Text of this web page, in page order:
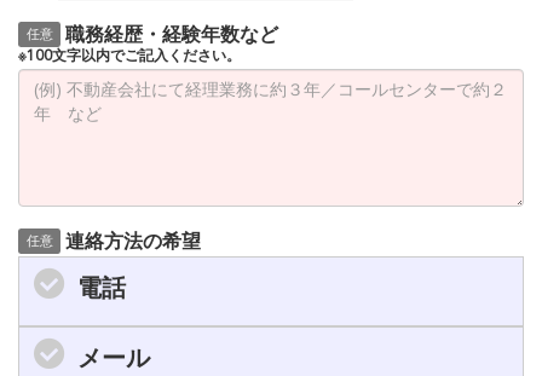
任意 職務経歴・経験年数など
※100文字以内でご記入ください。
任意 連絡方法の希望
電話
メール